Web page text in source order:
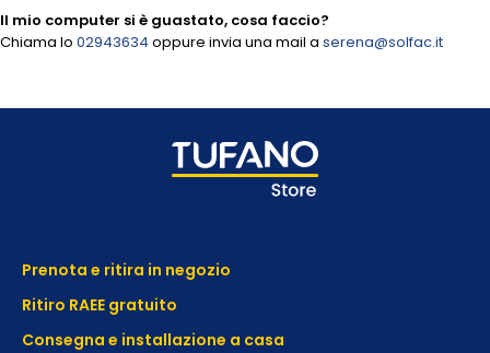
Il mio computer si è guastato, cosa faccio?
Chiama lo 02943634 oppure invia una mail a serena@solfac.it
Prenota e ritira in negozio
Ritiro RAEE gratuito
Consegna e installazione a casa